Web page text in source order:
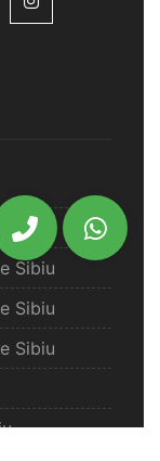
Sibiu
Sibiu
Sibiu